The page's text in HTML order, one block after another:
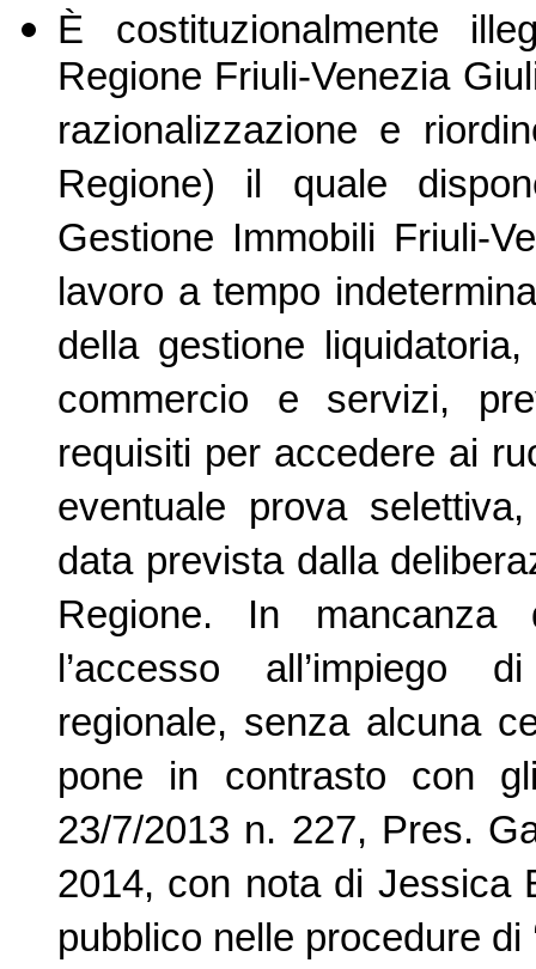
È costituzionalmente
Regione Friuli-Venezia
razionalizzazione e
Regione) il quale
Gestione Immobili Friuli-
lavoro a tempo
della gestione
commercio e servizi,
requisiti per accedere ai
eventuale prova
data prevista dalla
Regione. In
l’accesso all’impiego
regionale, senza alcuna
pone in contrasto con
23/7/2013 n. 227, Pres.
2014, con nota di Jessica
pubblico nelle procedure di